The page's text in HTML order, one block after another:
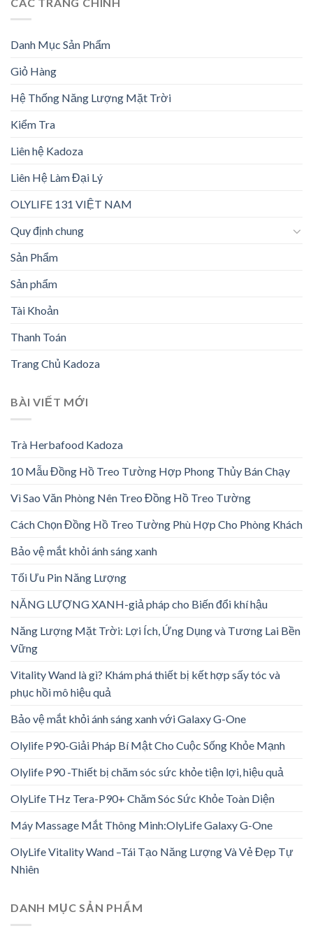
Danh Mục Sản Phẩm
Giỏ Hàng
Hệ Thống Năng Lượng Mặt Trời
Kiểm Tra
Liên hệ Kadoza
Liên Hệ Làm Đại Lý
OLYLIFE 131 VIỆT NAM
Quy định chung
Sản Phẩm
Sản phẩm
Tài Khoản
Thanh Toán
Trang Chủ Kadoza
BÀI VIẾT MỚI
Trà Herbafood Kadoza
10 Mẫu Đồng Hồ Treo Tường Hợp Phong Thủy Bán Chạy
Vì Sao Văn Phòng Nên Treo Đồng Hồ Treo Tường
Cách Chọn Đồng Hồ Treo Tường Phù Hợp Cho Phòng Khách
Bảo vệ mắt khỏi ánh sáng xanh
Tối Ưu Pin Năng Lượng
NĂNG LƯỢNG XANH-giả pháp cho Biến đổi khí hậu
Năng Lượng Mặt Trời: Lợi Ích, Ứng Dụng và Tương Lai Bền
Vững
Vitality Wand là gì? Khám phá thiết bị kết hợp sấy tóc và
phục hồi mô hiệu quả
Bảo vệ mắt khỏi ánh sáng xanh với Galaxy G-One
Olylife P90-Giải Pháp Bí Mật Cho Cuộc Sống Khỏe Mạnh
Olylife P90 -Thiết bị chăm sóc sức khỏe tiện lợi, hiệu quả
OlyLife THz Tera-P90+ Chăm Sóc Sức Khỏe Toàn Diện
Máy Massage Mắt Thông Minh:OlyLife Galaxy G-One
OlyLife Vitality Wand –Tái Tạo Năng Lượng Và Vẻ Đẹp Tự
Nhiên
DANH MỤC SẢN PHẨM